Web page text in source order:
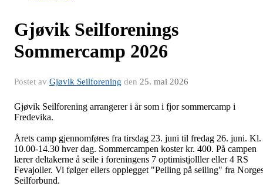
Gjøvik Seilforenings
Sommercamp 2026
Postet av Gjøvik Seilforening den 25. mai 2026
Gjøvik Seilforening arrangerer i år som i fjor sommercamp i
Fredevika.
Årets camp gjennomføres fra tirsdag 23. juni til fredag 26. juni. Kl.
10.00-14.30 hver dag. Sommercampen koster kr. 400. På campen
lærer deltakerne å seile i foreningens 7 optimistjolller eller 4 RS
Fevajoller. Vi følger ellers opplegget "Peiling på seiling" fra
Seilforbund.